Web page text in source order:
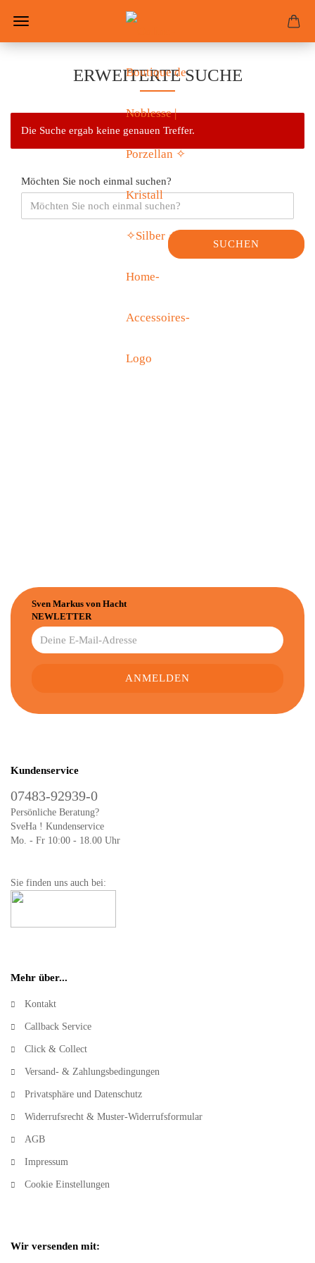
ERWEITERTE SUCHE
Die Suche ergab keine genauen Treffer.
Möchten Sie noch einmal suchen?
SUCHEN
Sven Markus von Hacht
NEWLETTER
Kundenservice
07483-92939-0
Persönliche Beratung?
SveHa ! Kundenservice
Mo. - Fr 10:00 - 18.00 Uhr
Sie finden uns auch bei:
Mehr über...
Kontakt
Callback Service
Click & Collect
Versand- & Zahlungsbedingungen
Privatsphäre und Datenschutz
Widerrufsrecht & Muster-Widerrufsformular
AGB
Impressum
Cookie Einstellungen
Wir versenden mit: